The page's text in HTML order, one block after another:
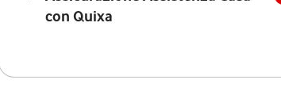
con Quixa